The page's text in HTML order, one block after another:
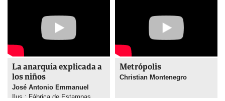
La anarquía explicada a
los niños
José Antonio Emmanuel
Ilus.: Fábrica de Estampas
Metrópolis
Christian Montenegro